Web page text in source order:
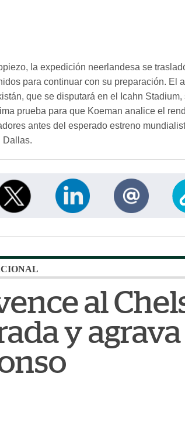
la expedición neerlandesa se
para continuar con su preparación. El
que se disputará en el Icahn Stadium,
prueba para que Koeman analice el
antes del esperado estreno
Dallas.
al
y